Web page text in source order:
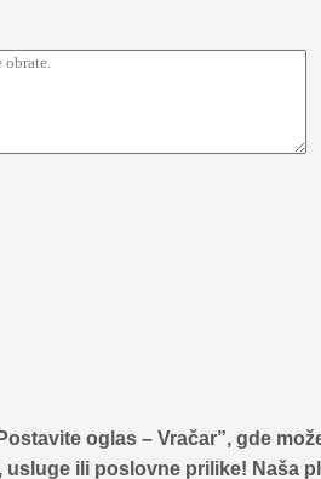
oglas – Vračar”, gde
ili poslovne prilike! Naša